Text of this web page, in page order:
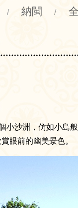
/ 納閩 /
沙洲，仿如小島
眼前的幽美景色。